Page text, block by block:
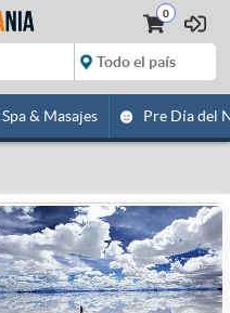
0
Spa & Masajes Pre Día del